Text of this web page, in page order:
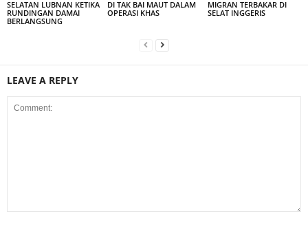
SELATAN LUBNAN KETIKA
RUNDINGAN DAMAI
BERLANGSUNG
DI TAK BAI MAUT DALAM
OPERASI KHAS
MIGRAN TERBAKAR DI
SELAT INGGERIS
LEAVE A REPLY